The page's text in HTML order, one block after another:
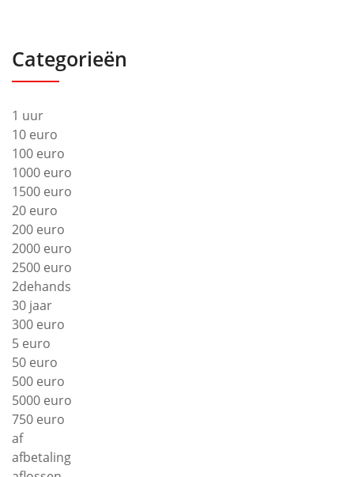
Categorieën
1 uur
10 euro
100 euro
1000 euro
1500 euro
20 euro
200 euro
2000 euro
2500 euro
2dehands
30 jaar
300 euro
5 euro
50 euro
500 euro
5000 euro
750 euro
af
afbetaling